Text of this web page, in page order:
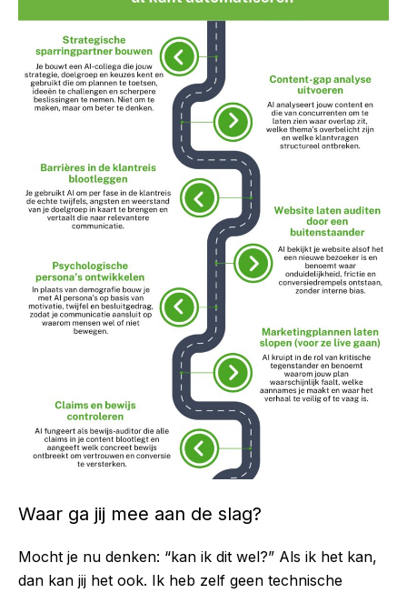
Waar ga jij mee aan de slag?
Mocht je nu denken: “kan ik dit wel?” Als ik het kan,
dan kan jij het ook. Ik heb zelf geen technische